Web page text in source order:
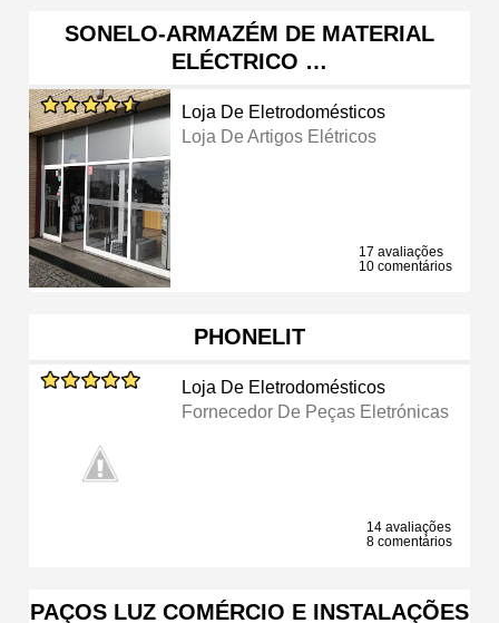
SONELO-ARMAZÉM DE MATERIAL
ELÉCTRICO …
Loja De Eletrodomésticos
Loja De Artigos Elétricos
17 avaliações
10 comentários
PHONELIT
Loja De Eletrodomésticos
Fornecedor De Peças Eletrónicas
14 avaliações
8 comentários
PAÇOS LUZ COMÉRCIO E INSTALAÇÕES